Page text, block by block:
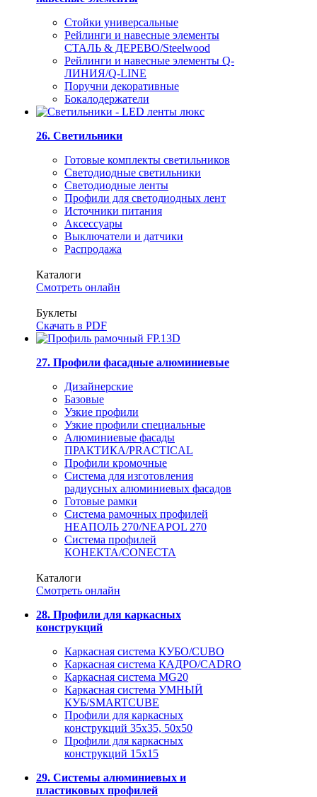
Стойки универсальные
Рейлинги и навесные элементы
СТАЛЬ & ДЕРЕВО/Steelwood
Рейлинги и навесные элементы Q-
ЛИНИЯ/Q-LINE
Поручни декоративные
Бокалодержатели
26. Светильники
Готовые комплекты светильников
Светодиодные светильники
Светодиодные ленты
Профили для светодиодных лент
Источники питания
Аксессуары
Выключатели и датчики
Распродажа
Каталоги
Смотреть онлайн
Буклеты
Скачать в PDF
27. Профили фасадные алюминиевые
Дизайнерские
Базовые
Узкие профили
Узкие профили специальные
Алюминиевые фасады
ПРАКТИКА/PRACTICAL
Профили кромочные
Система для изготовления
радиусных алюминиевых фасадов
Готовые рамки
Система рамочных профилей
НЕАПОЛЬ 270/NEAPOL 270
Система профилей
КОНЕКТА/CONECTA
Каталоги
Смотреть онлайн
28. Профили для каркасных
конструкций
Каркасная система КУБО/CUBO
Каркасная система КАДРО/CADRO
Каркасная система MG20
Каркасная система УМНЫЙ
КУБ/SMARTCUBE
Профили для каркасных
конструкций 35x35, 50x50
Профили для каркасных
конструкций 15х15
29. Системы алюминиевых и
пластиковых профилей